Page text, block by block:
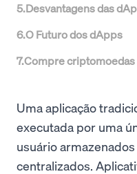
5.Desvantagens das
6.O Futuro dos dApps
7.Compre
Uma aplicação
executada por uma
usuário
centralizados.